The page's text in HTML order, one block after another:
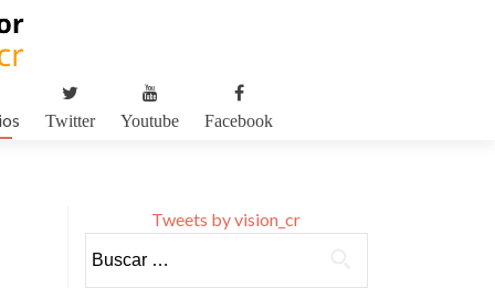
Twitter Youtube Facebook
Tweets by vision_cr